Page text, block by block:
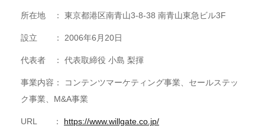
所在地 ： 東京都港区南青山3-8-38 南青山東急ビル3F
設立 ： 2006年6月20日
代表者 ： 代表取締役 小島 梨揮
事業内容： コンテンツマーケティング事業、セールステッ
ク事業、M&A事業
URL ： https://www.willgate.co.jp/